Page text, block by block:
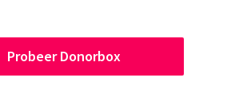
Probeer Donorbox